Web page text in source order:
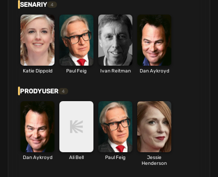
SENARIY 4
Katie Dippold Paul Feig Ivan Reitman Dan Aykroyd
PRODYUSER 4
Dan Aykroyd Ali Bell Paul Feig
Jessie
Henderson